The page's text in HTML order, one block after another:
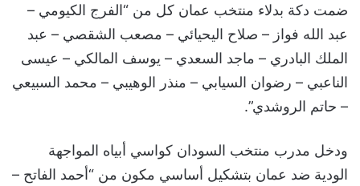
ضمت دكة بدلاء منتخب عمان كل من “الفرج الكيومي –
عبد الله فواز – صلاح اليحيائي – مصعب الشقصي – عبد
الملك البادري – ماجد السعدي – يوسف المالكي – عيسى
الناعبي – رضوان السيابي – منذر الوهيبي – محمد السبيعي
– حاتم الروشدي”.
ودخل مدرب منتخب السودان كواسي أبياه المواجهة
الودية ضد عمان بتشكيل أساسي مكون من “أحمد الفاتح –